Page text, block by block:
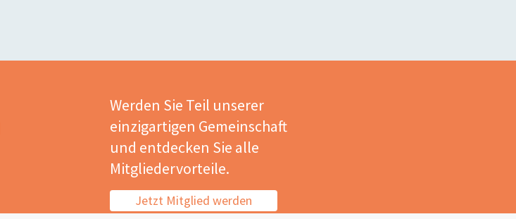
Werden Sie Teil unserer
einzigartigen Gemeinschaft
und entdecken Sie alle
Mitgliedervorteile.
Jetzt Mitglied werden